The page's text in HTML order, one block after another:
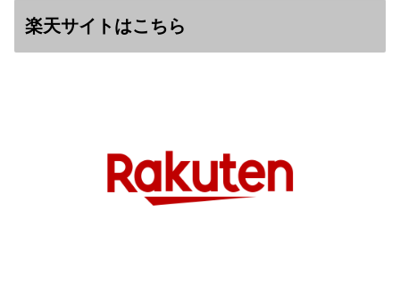
楽天サイトはこちら